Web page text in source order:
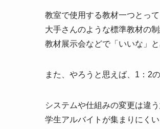
教室で使用する教材一つとって
大手さんのような標準教材の
教材展示会などで「いいな」
また、やろうと思えば、1：2
システムや仕組みの変更は違
学生アルバイトが集まりにく